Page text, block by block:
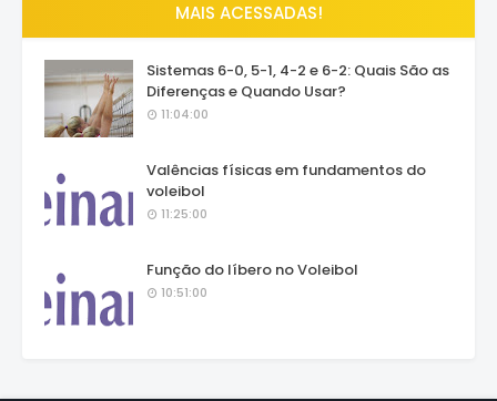
MAIS ACESSADAS!
Sistemas 6-0, 5-1, 4-2 e 6-2: Quais São as
Diferenças e Quando Usar?
11:04:00
Valências físicas em fundamentos do
voleibol
11:25:00
Função do líbero no Voleibol
10:51:00